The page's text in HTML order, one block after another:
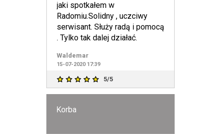
jaki spotkałem w
Radomiu.Solidny , uczciwy
serwisant. Służy radą i pomocą
. Tylko tak dalej działać.
Waldemar
15-07-2020 17:39
5/5
Korba